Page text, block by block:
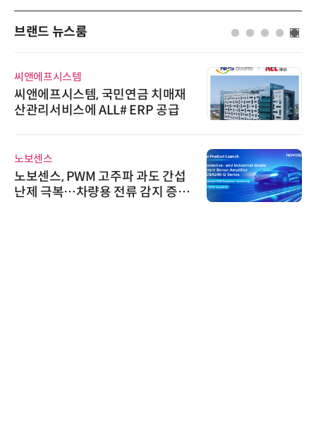
브랜드 뉴스룸
씨앤에프시스템
씨앤에프시스템, 국민연금 치매재
산관리서비스에 ALL# ERP 공급
노보센스
노보센스, PWM 고주파 과도 간섭
난제 극복…차량용 전류 감지 증폭